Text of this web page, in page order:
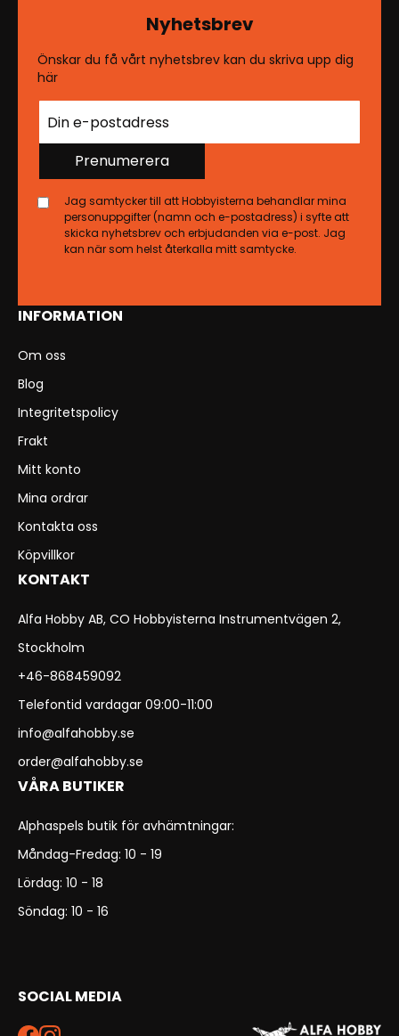
INFORMATION
Om oss
Blog
Integritetspolicy
Frakt
Mitt konto
Mina ordrar
Kontakta oss
Köpvillkor
KONTAKT
Alfa Hobby AB, CO Hobbyisterna Instrumentvägen 2,
Stockholm
+46-868459092
Telefontid vardagar 09:00-11:00
info@alfahobby.se
order@alfahobby.se
VÅRA BUTIKER
Alphaspels butik för avhämtningar:
Måndag-Fredag: 10 - 19
Lördag: 10 - 18
Söndag: 10 - 16
SOCIAL MEDIA
Nyhetsbrev
Önskar du få vårt nyhetsbrev kan du skriva upp dig
här
Prenumerera
Jag samtycker till att Hobbyisterna behandlar mina
personuppgifter (namn och e-postadress) i syfte att
skicka nyhetsbrev och erbjudanden via e-post. Jag
kan när som helst återkalla mitt samtycke.